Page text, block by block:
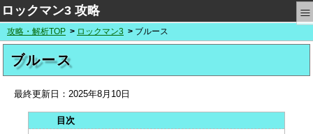
ロックマン3 攻略 ≡
攻略・解析TOP ロックマン3 ブルース
ブルース
最終更新日： 2025年8月10日